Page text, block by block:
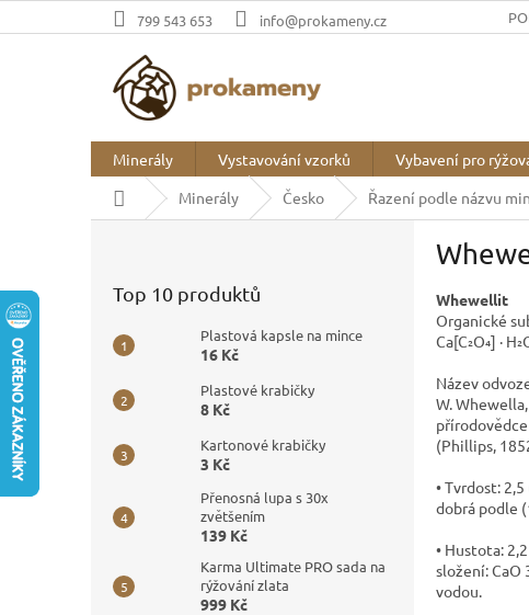
na
799 543 653 info@prokameny.cz
Minerály Vystavování vzorků Vybavení pro
Domů
Minerály Česko Řazení podle názvu
Top 10 produktů
Plastová kapsle na mince
16 Kč
Plastové krabičky
8 Kč
Kartonové krabičky
3 Kč
Přenosná lupa s 30x
zvětšením
139 Kč
Karma Ultimate PRO sada na
rýžování zlata
999 Kč
Whewellit
Organické
Ca[C₂O₄] ·
Název
W.
přírodovědce
(Phillips,
• Tvrdost:
dobrá podle
• Hustota:
složení: CaO
vodou.